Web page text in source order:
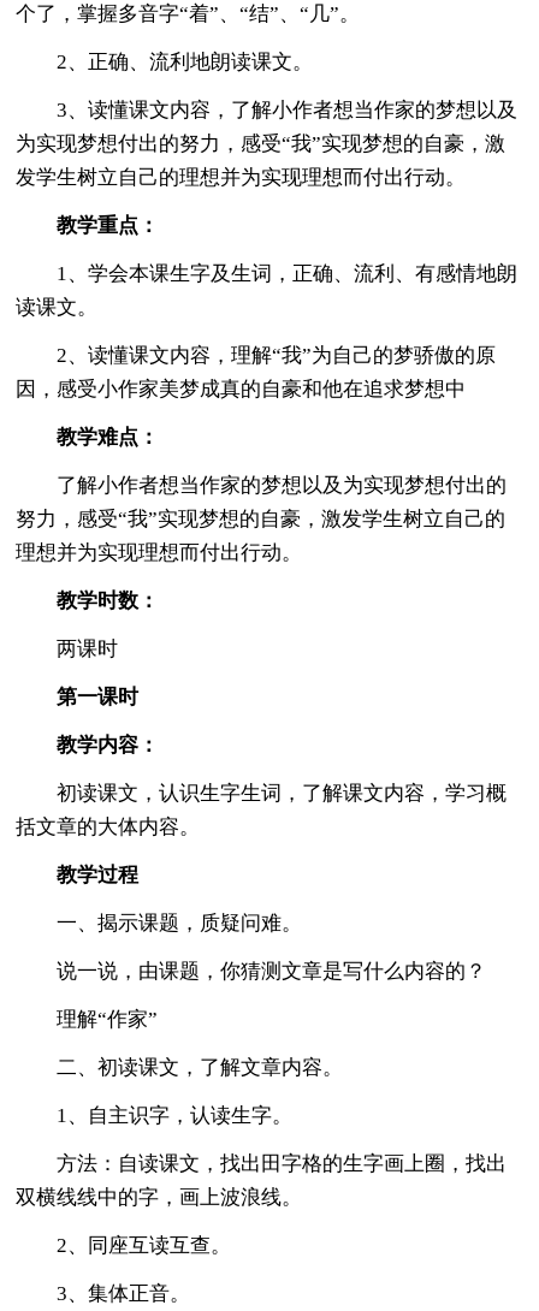
个了，掌握多音字“着”、“结”、“几”。
2、正确、流利地朗读课文。
3、读懂课文内容，了解小作者想当作家的梦想以及
为实现梦想付出的努力，感受“我”实现梦想的自豪，激
发学生树立自己的理想并为实现理想而付出行动。
教学重点：
1、学会本课生字及生词，正确、流利、有感情地朗
读课文。
2、读懂课文内容，理解“我”为自己的梦骄傲的原
因，感受小作家美梦成真的自豪和他在追求梦想中
教学难点：
了解小作者想当作家的梦想以及为实现梦想付出的
努力，感受“我”实现梦想的自豪，激发学生树立自己的
理想并为实现理想而付出行动。
教学时数：
两课时
第一课时
教学内容：
初读课文，认识生字生词，了解课文内容，学习概
括文章的大体内容。
教学过程
一、揭示课题，质疑问难。
说一说，由课题，你猜测文章是写什么内容的？
理解“作家”
二、初读课文，了解文章内容。
1、自主识字，认读生字。
方法：自读课文，找出田字格的生字画上圈，找出
双横线线中的字，画上波浪线。
2、同座互读互查。
3、集体正音。